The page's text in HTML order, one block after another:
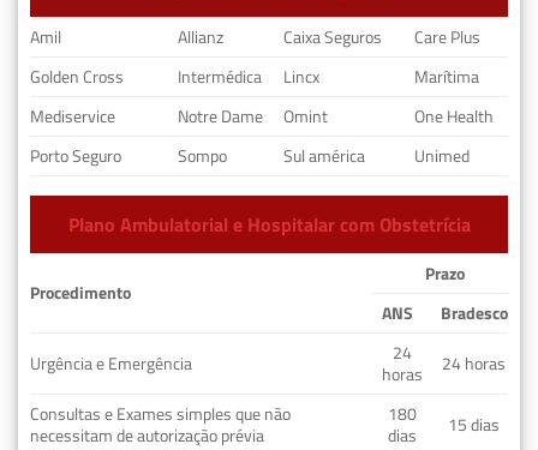
Amil
Allianz Caixa Seguros
Care Plus
Golden Cross
Intermédica Lincx
Marítima
Mediservice
Notre Dame Omint
One Health
Porto Seguro
Sompo Sul américa Unimed
Plano Ambulatorial e Hospitalar com Obstetrícia
Procedimento
Prazo
ANS
Bradesco
Urgência e Emergência
24
horas
24 horas
Consultas e Exames simples que não
necessitam de autorização prévia
180
dias
15 dias